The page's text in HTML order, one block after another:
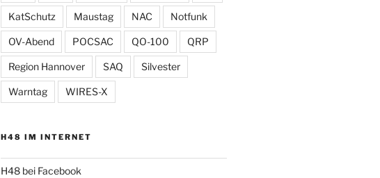
KatSchutz Maustag NAC Notfunk
OV-Abend POCSAC QO-100 QRP
Region Hannover SAQ Silvester
Warntag WIRES-X
H48 IM INTERNET
H48 bei Facebook